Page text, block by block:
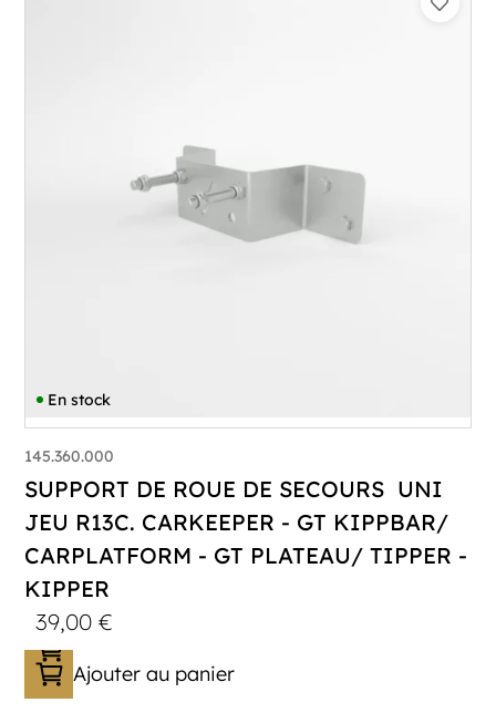
En stock
145.360.000
SUPPORT DE ROUE DE SECOURS UNI
JEU R13C. CARKEEPER - GT KIPPBAR/
CARPLATFORM - GT PLATEAU/ TIPPER -
KIPPER
39,00€
Ajouter au panier